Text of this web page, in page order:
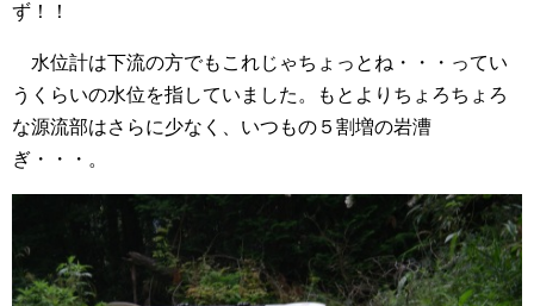
ず！！
水位計は下流の方でもこれじゃちょっとね・・・ってい
うくらいの水位を指していました。もとよりちょろちょろ
な源流部はさらに少なく、いつもの５割増の岩漕
ぎ・・・。